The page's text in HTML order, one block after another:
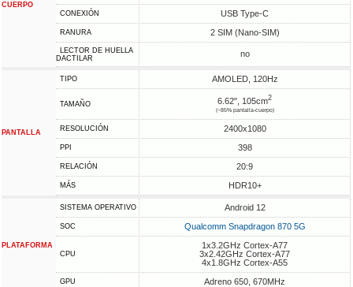
CUERPO
CONEXIÓN USB Type-C
RANURA 2 SIM (Nano-SIM)
LECTOR DE HUELLA
DACTILAR
no
PANTALLA
TIPO AMOLED, 120Hz
TAMAÑO 6.62", 105cm2
(~85% pantalla-cuerpo)
RESOLUCIÓN 2400x1080
PPI 398
RELACIÓN 20:9
MÁS HDR10+
PLATAFORMA
SISTEMA OPERATIVO Android 12
SOC Qualcomm Snapdragon 870 5G
CPU
1x3.2GHz Cortex-A77
3x2.42GHz Cortex-A77
4x1.8GHz Cortex-A55
GPU Adreno 650, 670MHz